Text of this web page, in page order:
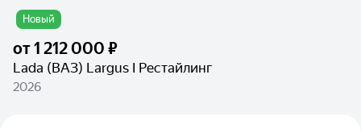
Новый
от1 212 000 ₽
Lada (ВАЗ) Largus I Рестайлинг
2026